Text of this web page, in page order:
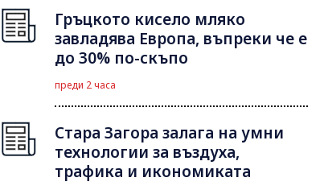
Гръцкото кисело мляко
завладява Европа, въпреки че е
до 30% по-скъпо
преди 2 часа
Стара Загора залага на умни
технологии за въздуха,
трафика и икономиката